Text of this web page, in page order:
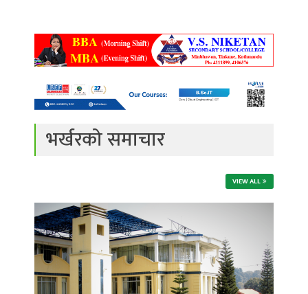
भर्खरको समाचार
VIEW ALL